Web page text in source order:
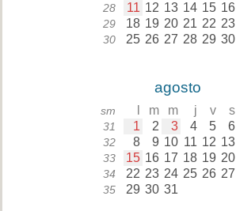
28 11 12 13 14 15 16
29 18 19 20 21 22 23
30 25 26 27 28 29 30
agosto
sm m m j v s
31 1 2 3 4 5 6
32 8 9 10 11 12 13
33 15 16 17 18 19 20
34 22 23 24 25 26 27
35 29 30 31